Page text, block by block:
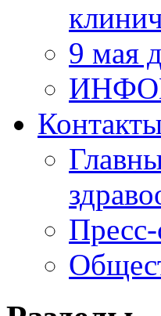
9 мая